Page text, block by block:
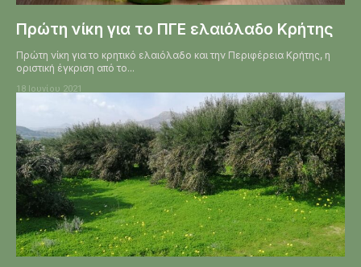
Πρώτη νίκη για το ΠΓΕ ελαιόλαδο Κρήτης
Πρώτη νίκη για το κρητικό ελαιόλαδο και την Περιφέρεια Κρήτης, η
οριστική έγκριση από το...
18 Ιουνίου 2021